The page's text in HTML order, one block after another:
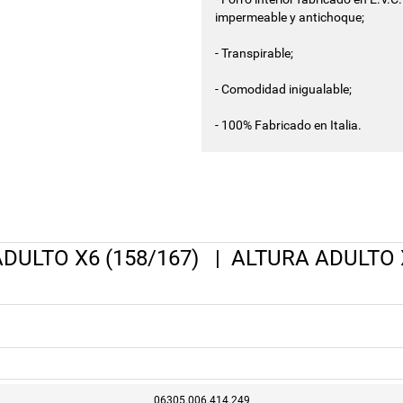
impermeable y antichoque;
- Transpirable;
- Comodidad inigualable;
- 100% Fabricado en Italia.
X6 (158/167) | ALTURA
06305.006.414.249